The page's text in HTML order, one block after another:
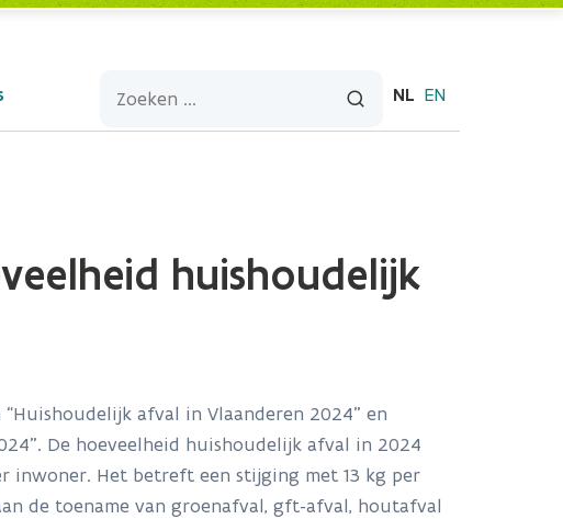
NL EN
huishoudelijk
afval in Vlaanderen 2024” en
De hoeveelheid huishoudelijk afval in 2024
inwoner. Het betreft een stijging met 13 kg per
de toename van groenafval, gft-afval, houtafval